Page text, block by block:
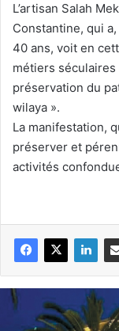
L’artisan Salah
Constantine, qui
40 ans, voit en
métiers
préservation du
wilaya ».
La manifestation,
préserver et
activités